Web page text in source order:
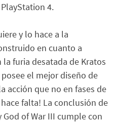
4.
y lo hace a la
en cuanto a
furia desatada de Kratos
el mejor diseño de
acción que no en fases de
falta! La conclusión de
of War III cumple con